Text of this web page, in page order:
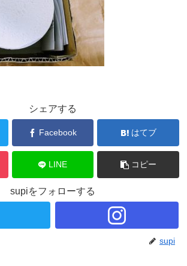
シェアする
Facebook はてブ
LINE コピー
supiをフォローする
supi